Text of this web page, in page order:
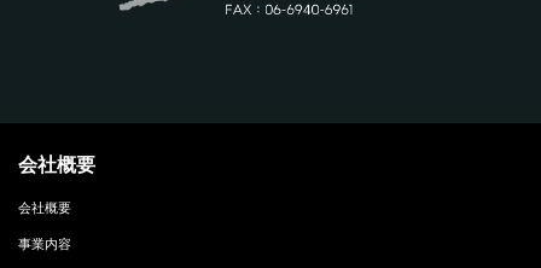
会社概要
会社概要
事業内容